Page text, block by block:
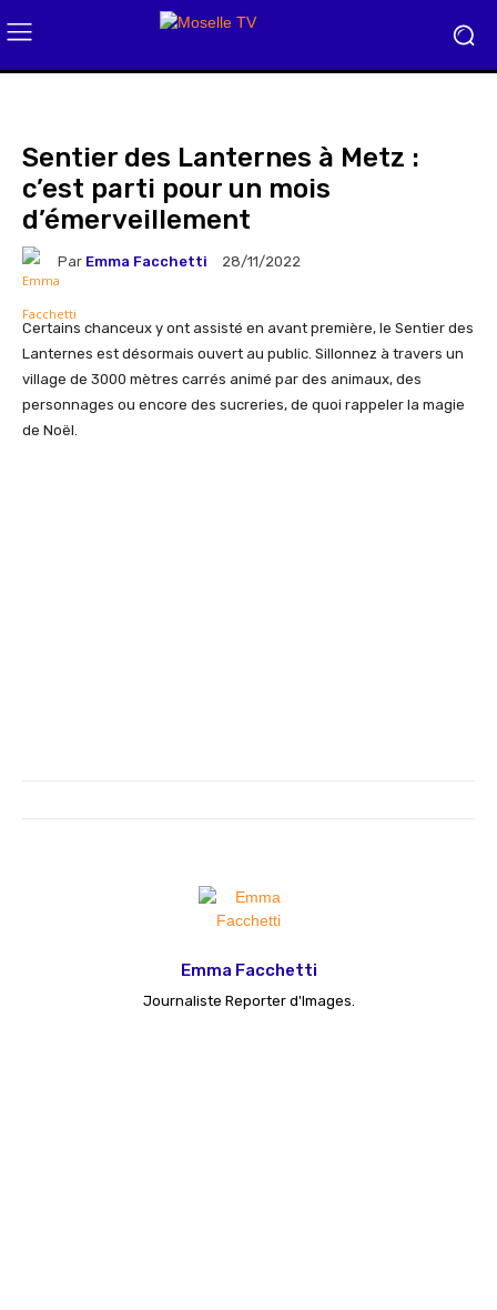
Sentier des Lanternes à Metz :
c’est parti pour un mois
d’émerveillement
Par Emma Facchetti 28/11/2022
Certains chanceux y ont assisté en avant première, le Sentier des
Lanternes est désormais ouvert au public. Sillonnez à travers un
village de 3000 mètres carrés animé par des animaux, des
personnages ou encore des sucreries, de quoi rappeler la magie
de Noël.
Emma Facchetti
Journaliste Reporter d'Images.